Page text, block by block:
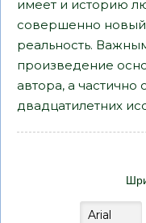
имеет и историю
совершенно
реальность.
произведение
автора, а
двадцатилетних